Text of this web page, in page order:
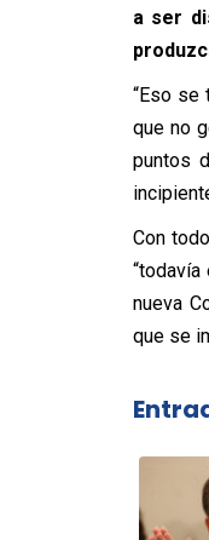
a ser
“Eso se
que no
puntos
Con
nueva
que se